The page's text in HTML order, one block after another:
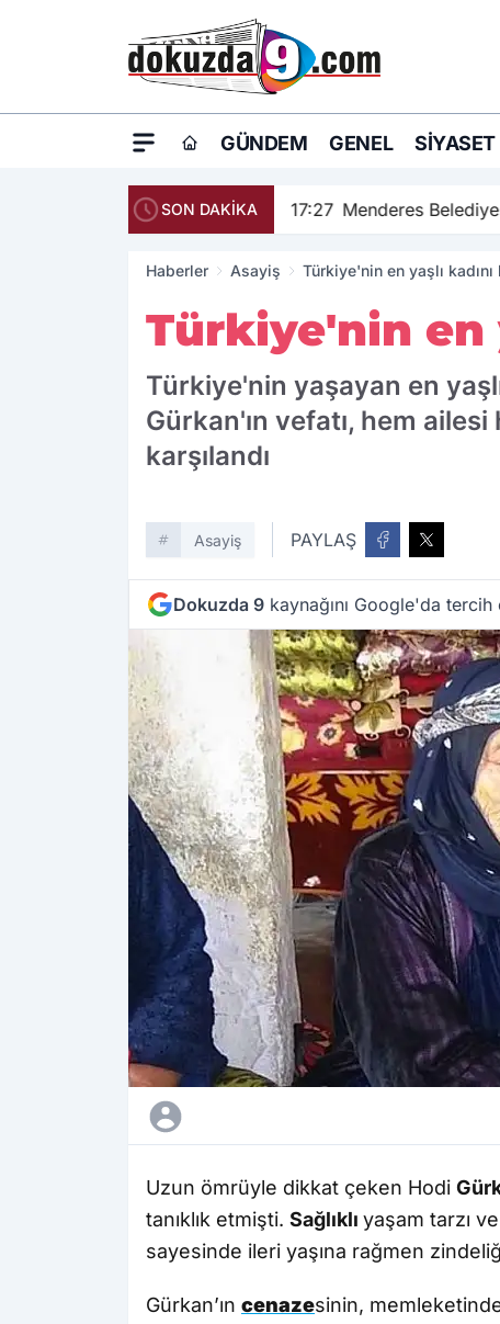
GÜNDEM GENEL SIYASET
SON DAKİKA 17:27 Menderes
Haberler Asayiş Türkiye'nin en yaşlı kadını
Türkiye'nin en
Türkiye'nin yaşayan en
Gürkan'ın vefatı, hem
karşılandı
Asayiş PAYLAŞ
Dokuzda 9 kaynağını Google'da
Uzun ömrüyle dikkat çeken Hodi
tanıklık etmişti. Sağlıklı yaşam tarzı
sayesinde ileri yaşına rağmen
Gürkan’ın cenazesinin,